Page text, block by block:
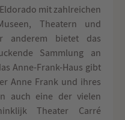
mit zahlreichen
Theatern und
anderem bietet das
Sammlung an
Anne-Frank-Haus gibt
Anne Frank und ihres
auch eine der vielen
Theater Carré